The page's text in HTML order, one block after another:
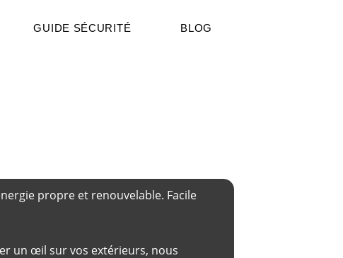
GUIDE SÉCURITÉ BLOG
propre et renouvelable. Facile
un œil sur vos extérieurs, nous